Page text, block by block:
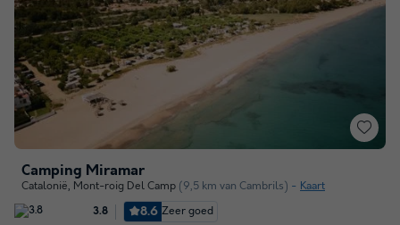
Camping Miramar
Catalonië, Mont-roig Del Camp (9,5 km van Cambrils) Kaart
3.8 8.6 Zeer goed